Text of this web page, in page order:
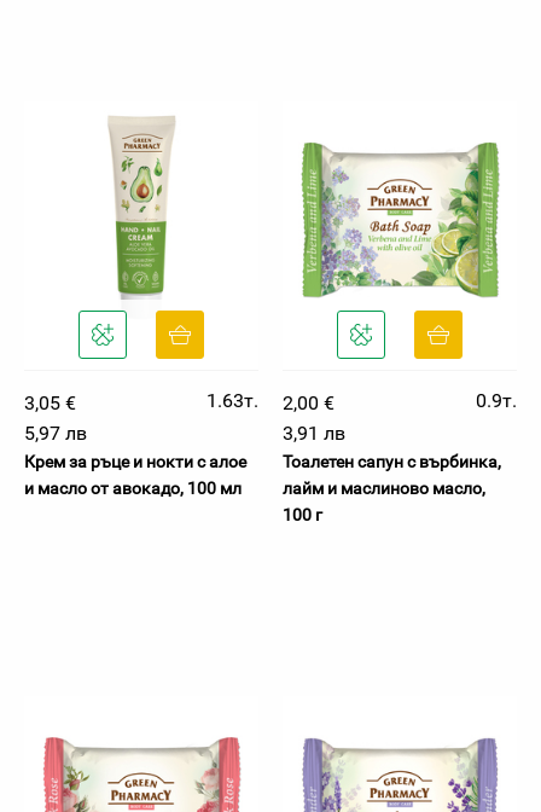
3,05 €
1.63т.
5,97 лв
Крем за ръце и нокти с алое
и масло от авокадо, 100 мл
2,00 €
0.9т.
3,91 лв
Тоалетен сапун с върбинка,
лайм и маслиново масло,
100 г